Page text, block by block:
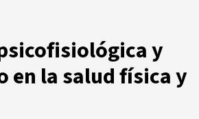
y
en la salud física y